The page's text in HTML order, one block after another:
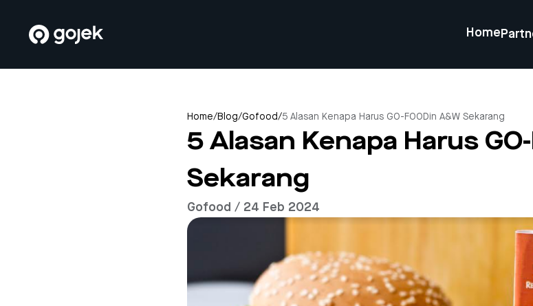
Home
Home/Blog/Gofood/5 Alasan Kenapa Harus GO-FOODin A&W Sekarang
5 Alasan Kenapa Harus
Sekarang
Gofood / 24 Feb 2024